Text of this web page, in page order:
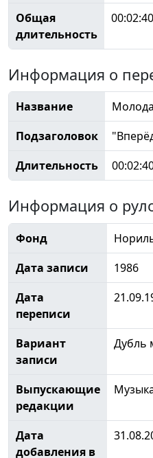
Общая
длительность
00:02:40
Информация о
Название
Подзаголовок
Длительность
Информация о
Фонд
Дата записи
1986
Дата
переписи
Вариант
записи
Дубль
Выпускающие
редакции
Дата
добавления в